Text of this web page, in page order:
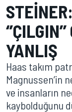
YANLIŞ
Haas takım
Magnussen’in
ve insanların
kaybolduğunu